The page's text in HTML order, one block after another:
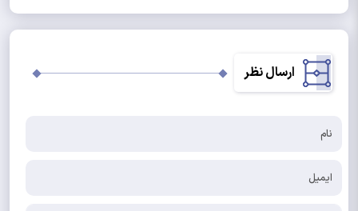
ارسال نظر